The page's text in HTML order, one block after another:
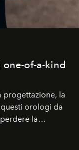
of-a-kind
progettazione, la
orologi da
la
così